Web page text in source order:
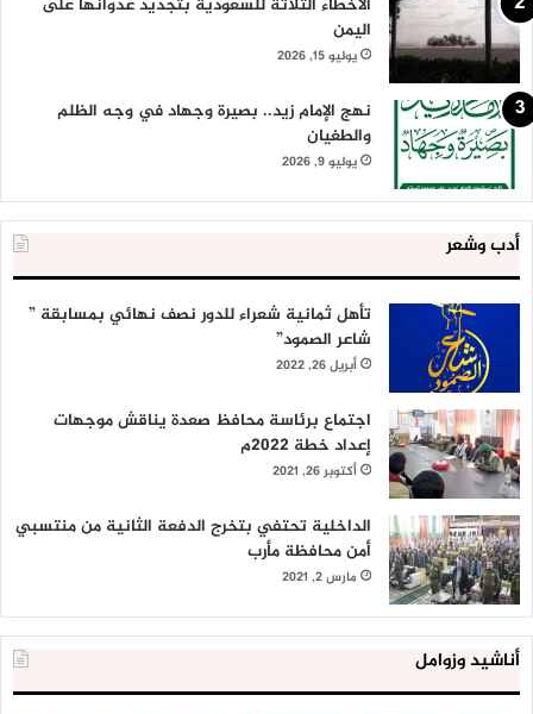
اليمن
يوليو 15, 2026
نهج الإمام زيد.. بصيرة وجهاد في وجه الظلم
والطغيان
يوليو 9, 2026
أدب وشعر
تأهل ثمانية شعراء للدور نصف نهائي بمسابقة ”
شاعر الصمود”
أبريل 26, 2022
اجتماع برئاسة محافظ صعدة يناقش موجهات
إعداد خطة 2022م
أكتوبر 26, 2021
الداخلية تحتفي بتخرج الدفعة الثانية من منتسبي
أمن محافظة مأرب
مارس 2, 2021
أناشيد وزوامل